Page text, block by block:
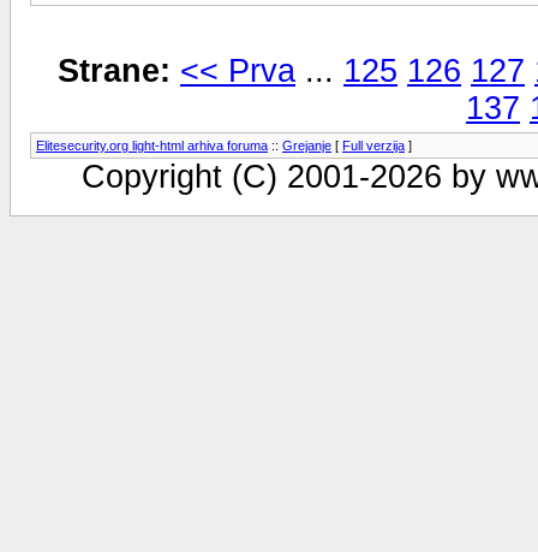
Strane: << Prva ... 125 126 127
137
Elitesecurity.org light-html arhiva foruma :: Grejanje [ Full verzija ]
Copyright (C) 2001-2026 by